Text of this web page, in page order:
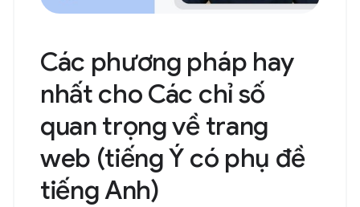
Các phương pháp hay
nhất cho Các chỉ số
quan trọng về trang
web (tiếng Ý có phụ đề
tiếng Anh)